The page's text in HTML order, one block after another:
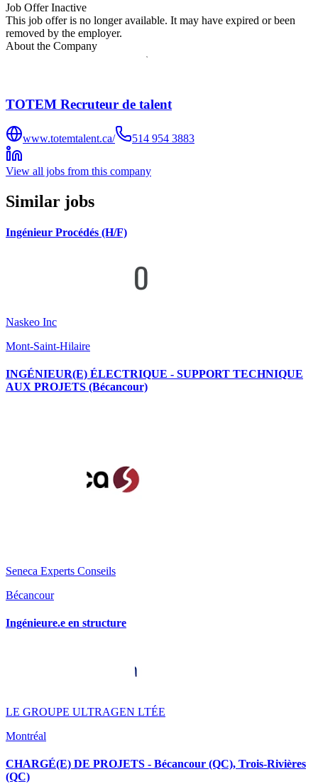
Job Offer Inactive
This job offer is no longer available. It may have expired or been
removed by the employer.
About the Company
TOTEM Recruteur de talent
www.totemtalent.ca/ 514 954 3883
View all jobs from this company
Similar jobs
Ingénieur Procédés (H/F)
Naskeo Inc
Mont-Saint-Hilaire
INGÉNIEUR(E) ÉLECTRIQUE - SUPPORT TECHNIQUE
AUX PROJETS (Bécancour)
Seneca Experts Conseils
Bécancour
Ingénieure.e en structure
LE GROUPE ULTRAGEN LTÉE
Montréal
CHARGÉ(E) DE PROJETS - Bécancour (QC), Trois-Rivières
(QC)